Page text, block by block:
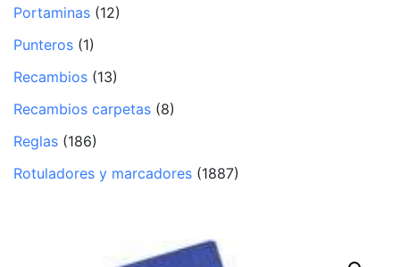
Portaminas (12)
Punteros (1)
Recambios (13)
Recambios carpetas (8)
Reglas (186)
Rotuladores y marcadores (1887)